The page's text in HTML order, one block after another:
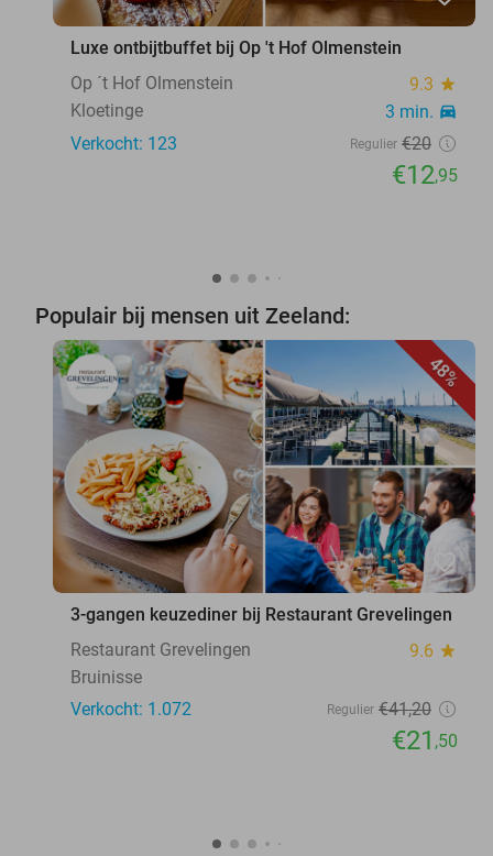
Luxe ontbijtbuffet bij Op 't Hof Olmenstein
Op ´t Hof Olmenstein
9.3 star
Kloetinge 3 min. directions_car
Verkocht: 123 Regulier €20
€12,95
Populair bij mensen uit Zeeland:
48%
favorite_border
3-gangen keuzediner bij Restaurant Grevelingen
Restaurant Grevelingen
9.6 star
Bruinisse
Verkocht: 1.072
Regulier €41,20
€21 ,50